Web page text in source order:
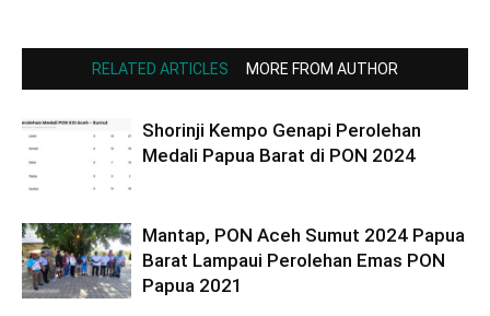
RELATED ARTICLES MORE FROM AUTHOR
Shorinji Kempo Genapi Perolehan
Medali Papua Barat di PON 2024
Mantap, PON Aceh Sumut 2024 Papua
Barat Lampaui Perolehan Emas PON
Papua 2021